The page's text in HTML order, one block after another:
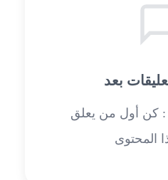
بعد
: كن أول من يعلق
المحتوى